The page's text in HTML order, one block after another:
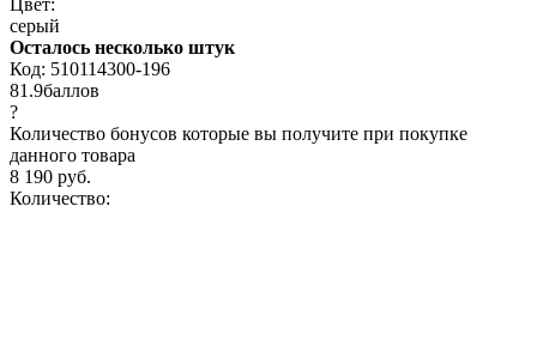
серый
Осталось несколько штук
Код: 510114300-196
81.9баллов
?
Количество бонусов которые вы получите при покупке
данного товара
8 190 руб.
Количество: